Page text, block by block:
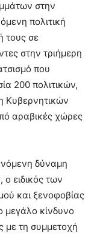
στην
πολιτική
τους σε
στην τριήμερη
που
200 πολιτικών,
Κυβερνητικών
αραβικές χώρες
δύναμη
ειδικός των
και ξενοφοβίας
μεγάλο κίνδυνο
με τη συμμετοχή